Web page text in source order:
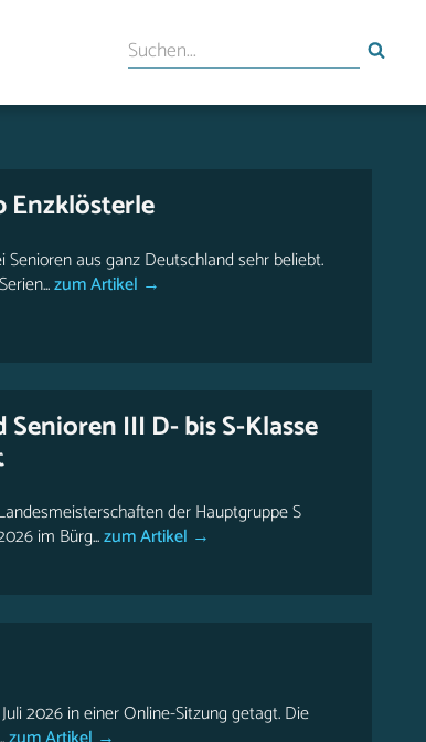
aus ganz Deutschland sehr beliebt.
zum Artikel →
III D- bis S-Klasse
der Hauptgruppe S
im Bürg...zum Artikel →
2026 in einer Online-Sitzung getagt. Die